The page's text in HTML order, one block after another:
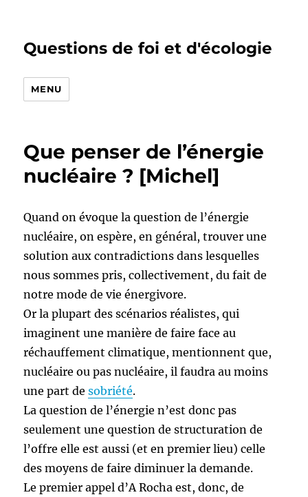
Questions de foi et d'écologie
MENU
Que penser de l’énergie
nucléaire ? [Michel]
Quand on évoque la question de l’énergie
nucléaire, on espère, en général, trouver une
solution aux contradictions dans lesquelles
nous sommes pris, collectivement, du fait de
notre mode de vie énergivore.
Or la plupart des scénarios réalistes, qui
imaginent une manière de faire face au
réchauffement climatique, mentionnent que,
nucléaire ou pas nucléaire, il faudra au moins
une part desobriété.
La question de l’énergie n’est donc pas
seulement une question de structuration de
l’offre elle est aussi (et en premier lieu) celle
des moyens de faire diminuer la demande.
Le premier appel d’A Rocha est, donc, de